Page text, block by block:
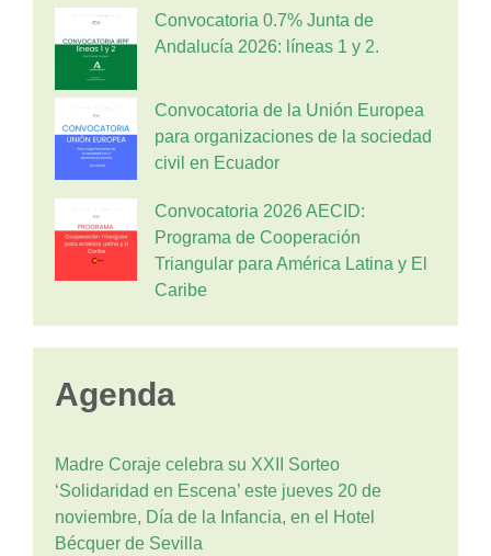
Convocatoria 0.7% Junta de
Andalucía 2026: líneas 1 y 2.
Convocatoria de la Unión Europea
para organizaciones de la sociedad
civil en Ecuador
Convocatoria 2026 AECID:
Programa de Cooperación
Triangular para América Latina y El
Caribe
Agenda
Madre Coraje celebra su XXII Sorteo
‘Solidaridad en Escena’ este jueves 20 de
noviembre, Día de la Infancia, en el Hotel
Bécquer de Sevilla